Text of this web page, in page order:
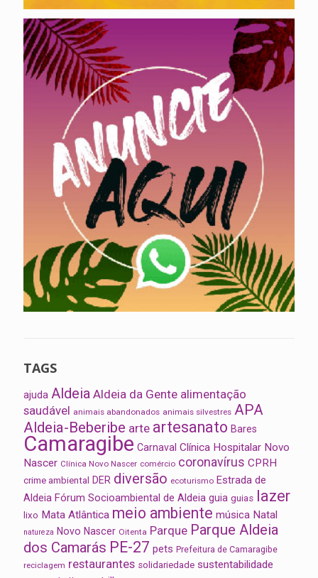
TAGS
ajuda Aldeia Aldeia da Gente alimentação
saudável animais abandonados animais silvestres APA
Aldeia-Beberibe arte artesanato Bares
Camaragibe Carnaval Clínica Hospitalar Novo
Nascer Clínica Novo Nascer comércio coronavírus CPRH
crime ambiental DER diversão ecoturismo Estrada de
Aldeia Fórum Socioambiental de Aldeia guia guias lazer
lixo Mata Atlântica meio ambiente música Natal
natureza Novo Nascer Oitenta Parque Parque Aldeia
dos Camarás PE-27 pets Prefeitura de Camaragibe
reciclagem restaurantes solidariedade sustentabilidade